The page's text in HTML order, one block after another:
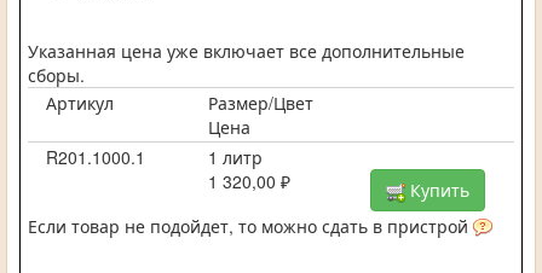
Указанная цена уже включает все дополнительные
сборы.
Артикул
Размер/Цвет
Цена
R201.1000.1
1 литр
1 320,00 ₽
Купить
Если товар не подойдет, то можно сдать в пристрой